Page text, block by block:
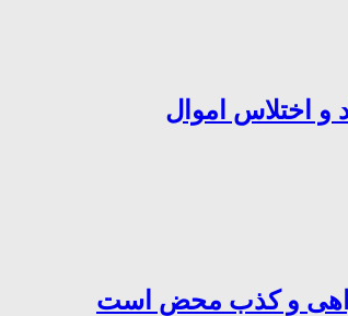
و اختلاس اموال
واهی و کذب محض است